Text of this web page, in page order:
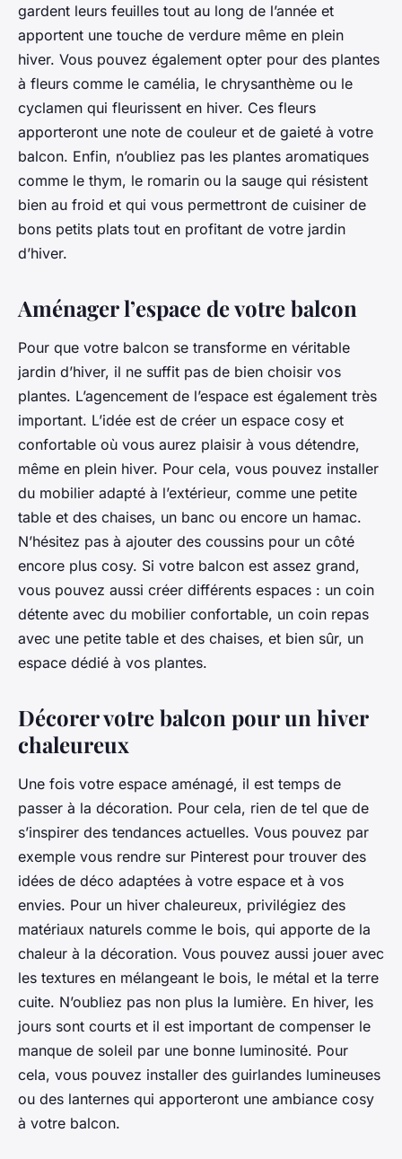
gardent leurs feuilles tout au long de l’année et
apportent une touche de verdure même en plein
hiver. Vous pouvez également opter pour des plantes
à fleurs comme le camélia, le chrysanthème ou le
cyclamen qui fleurissent en hiver. Ces fleurs
apporteront une note de couleur et de gaieté à votre
balcon. Enfin, n’oubliez pas les plantes aromatiques
comme le thym, le romarin ou la sauge qui résistent
bien au froid et qui vous permettront de cuisiner de
bons petits plats tout en profitant de votre jardin
d’hiver.
Aménager l’espace de votre balcon
Pour que votre balcon se transforme en véritable
jardin d’hiver, il ne suffit pas de bien choisir vos
plantes. L’agencement de l’espace est également très
important. L’idée est de créer un espace cosy et
confortable où vous aurez plaisir à vous détendre,
même en plein hiver. Pour cela, vous pouvez installer
du mobilier adapté à l’extérieur, comme une petite
table et des chaises, un banc ou encore un hamac.
N’hésitez pas à ajouter des coussins pour un côté
encore plus cosy. Si votre balcon est assez grand,
vous pouvez aussi créer différents espaces : un coin
détente avec du mobilier confortable, un coin repas
avec une petite table et des chaises, et bien sûr, un
espace dédié à vos plantes.
Décorer votre balcon pour un hiver
chaleureux
Une fois votre espace aménagé, il est temps de
passer à la décoration. Pour cela, rien de tel que de
s’inspirer des tendances actuelles. Vous pouvez par
exemple vous rendre sur Pinterest pour trouver des
idées de déco adaptées à votre espace et à vos
envies. Pour un hiver chaleureux, privilégiez des
matériaux naturels comme le bois, qui apporte de la
chaleur à la décoration. Vous pouvez aussi jouer avec
les textures en mélangeant le bois, le métal et la terre
cuite. N’oubliez pas non plus la lumière. En hiver, les
jours sont courts et il est important de compenser le
manque de soleil par une bonne luminosité. Pour
cela, vous pouvez installer des guirlandes lumineuses
ou des lanternes qui apporteront une ambiance cosy
à votre balcon.